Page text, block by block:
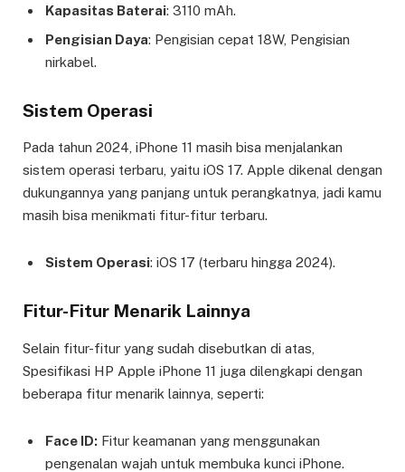
Kapasitas Baterai: 3110 mAh.
Pengisian Daya: Pengisian cepat 18W, Pengisian
nirkabel.
Sistem Operasi
Pada tahun 2024, iPhone 11 masih bisa menjalankan
sistem operasi terbaru, yaitu iOS 17. Apple dikenal dengan
dukungannya yang panjang untuk perangkatnya, jadi kamu
masih bisa menikmati fitur-fitur terbaru.
Sistem Operasi: iOS 17 (terbaru hingga 2024).
Fitur-Fitur Menarik Lainnya
Selain fitur-fitur yang sudah disebutkan di atas,
Spesifikasi HP Apple iPhone 11 juga dilengkapi dengan
beberapa fitur menarik lainnya, seperti:
Face ID: Fitur keamanan yang menggunakan
pengenalan wajah untuk membuka kunci iPhone.